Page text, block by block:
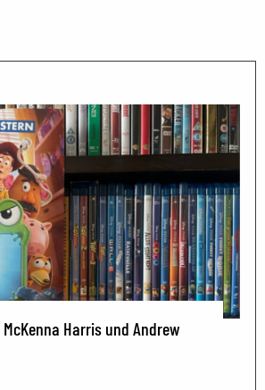
McKenna Harris und Andrew